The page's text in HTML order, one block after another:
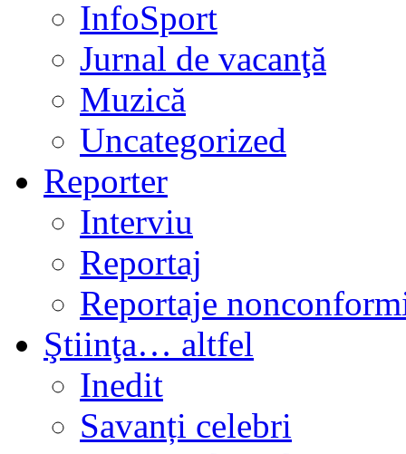
InfoSport
Jurnal de vacanţă
Muzică
Uncategorized
Reporter
Interviu
Reportaj
Reportaje
Ştiinţa… altfel
Inedit
Savanți celebri